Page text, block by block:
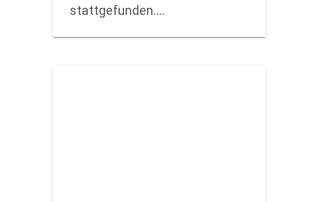
stattgefunden.…